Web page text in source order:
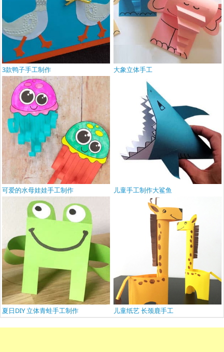
3款鸭子手工制作 大象立体手工
可爱的水母娃娃手工制作 儿童手工制作大鲨鱼
夏日DIY 立体青蛙手工制作 儿童纸艺 长颈鹿手工